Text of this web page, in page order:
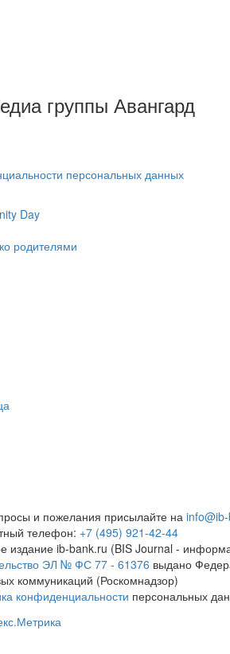
группы Авангард
персональных данных
Day
родителями
и пожелания присылайте на
телефон: +7 (495) 921-42-44
издание ib-bank.ru (BIS Journal -
ЭЛ № ФС 77 - 61376 выдано
коммуникаций (Роскомнадзор)
конфиденциальности персональных